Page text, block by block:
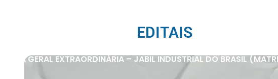
EDITAIS
GERAL EXTRAORDINÁRIA – JABIL INDUSTRIAL DO BRASIL